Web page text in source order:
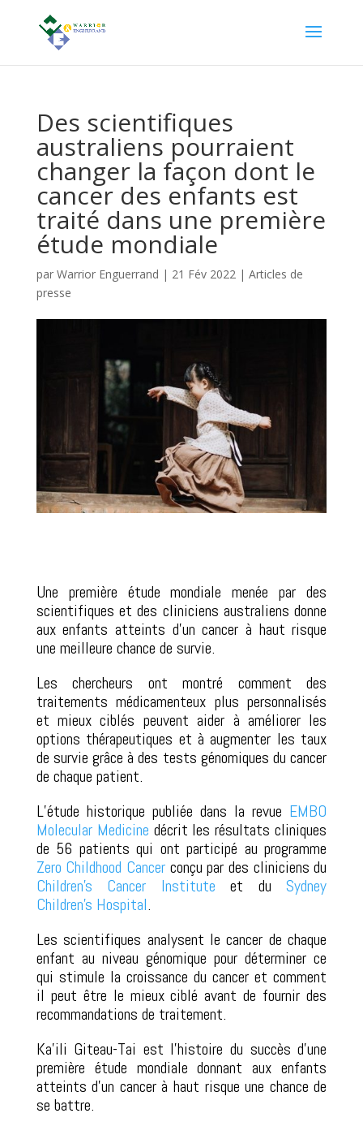
Des scientifiques
australiens pourraient
changer la façon dont le
cancer des enfants est
traité dans une première
étude mondiale
par Warrior Enguerrand | 21 Fév 2022| Articles de
presse
Une première étude mondiale menée par des
scientifiques et des cliniciens australiens donne
aux enfants atteints d’un cancer à haut risque
une meilleure chance de survie.
Les chercheurs ont montré comment des
traitements médicamenteux plus personnalisés
et mieux ciblés peuvent aider à améliorer les
options thérapeutiques et à augmenter les taux
de survie grâce à des tests génomiques du cancer
de chaque patient.
L’étude historique publiée dans la revue EMBO
Molecular Medicine décrit les résultats cliniques
de 56 patients qui ont participé au programme
Zero Childhood Cancer conçu par des cliniciens du
Children’s Cancer Institute et duSydney
Children’s Hospital.
Les scientifiques analysent le cancer de chaque
enfant au niveau génomique pour déterminer ce
qui stimule la croissance du cancer et comment
il peut être le mieux ciblé avant de fournir des
recommandations de traitement.
Ka’ili Giteau-Tai est l’histoire du succès d’une
première étude mondiale donnant aux enfants
atteints d’un cancer à haut risque une chance de
se battre.